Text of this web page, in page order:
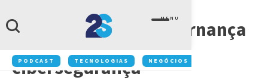
MENU
PODCAST TECNOLOGIAS NEGÓCIOS
2S na RSA 2026: governança
e o novo momento da
cibersegurança